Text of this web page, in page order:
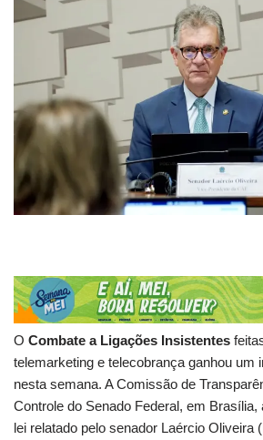
O Combate a Ligações Insistentes
telemarketing e telecobrança ganhou um
nesta semana. A Comissão de
Controle do Senado Federal, em Brasília,
lei relatado pelo senador Laércio Oliveira